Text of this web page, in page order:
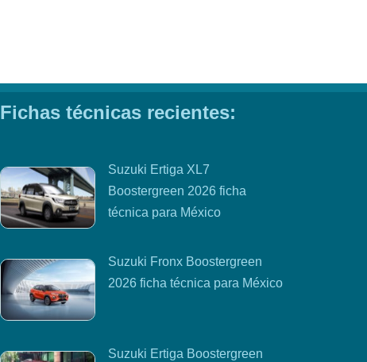
Fichas técnicas recientes:
Suzuki Ertiga XL7
Boostergreen 2026 ficha
técnica para México
Suzuki Fronx Boostergreen
2026 ficha técnica para México
Suzuki Ertiga Boostergreen